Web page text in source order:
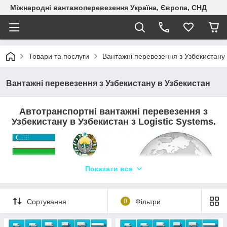
Міжнародні вантажоперевезення Україна, Європа, СНД
Товари та послуги Вантажні перевезення з Узбекистану
Вантажні перевезення з Узбекистану в Узбекистан
Автотранспортні вантажні перевезення з
Узбекистану в Узбекистан з Logistic Systems.
Перевезення приватних фрахтів за чесними цінами у
Показати все
Сортування 0 Фільтри